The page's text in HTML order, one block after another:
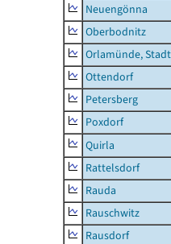
Neuengönna
Oberbodnitz
Orlamünde, Stadt
Ottendorf
Petersberg
Poxdorf
Quirla
Rattelsdorf
Rauda
Rauschwitz
Rausdorf